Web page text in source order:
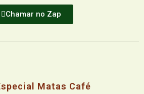
Chamar no Zap
Matas Café